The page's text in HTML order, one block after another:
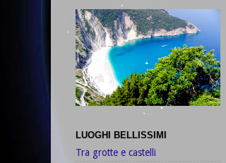
LUOGHI BELLISSIMI
Tra grotte e castelli